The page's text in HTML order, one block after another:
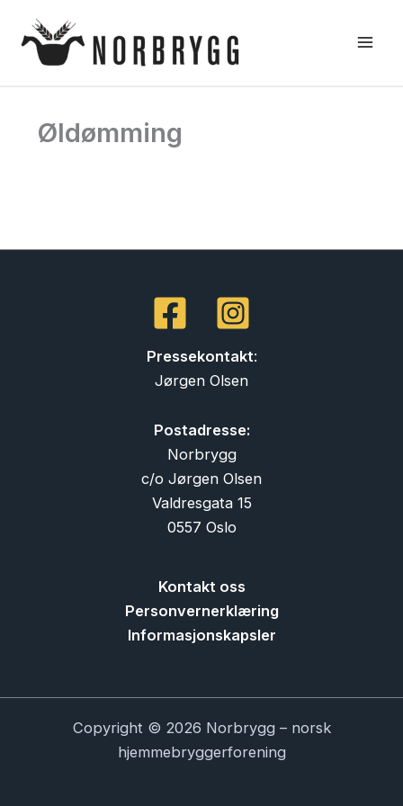
rett
Øldømming
Pressekontakt:
Jørgen Olsen
Postadresse:
Norbrygg
c/o Jørgen Olsen
Valdresgata 15
0557 Oslo
Kontakt oss
Personvernerklæring
Informasjonskapsler
Copyright © 2026 Norbrygg – norsk
hjemmebryggerforening